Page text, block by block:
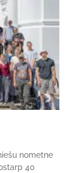
nometne
40